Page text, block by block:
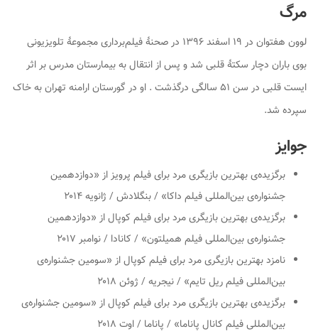
مرگ
لوون هفتوان در ۱۹ اسفند ۱۳۹۶ در صحنهٔ فیلم‌برداری مجموعهٔ تلویزیونی
بوی باران دچار سکتهٔ قلبی شد و پس از انتقال به بیمارستان مدرس بر اثر
ایست قلبی در سن ۵۱ سالگی درگذشت . او در گورستان ارامنه تهران به خاک
سپرده شد.
جوایز
برگزیده‌ی بهترین بازیگری مرد برای فیلم پرویز از «دوازدهمین
جشنواره‌ی بین‌المللی فیلم داکا» / بنگلادش / ژانویه ۲۰۱۴
برگزیده‌ی بهترین بازیگری مرد برای فیلم کوپال از «دوازدهمین
جشنواره‌ی بین‌المللی فیلم همیلتون» / کانادا / نوامبر ۲۰۱۷
نامزد بهترین بازیگری مرد برای فیلم کوپال از «سومین جشنواره‌ی
بین‌المللی فیلم ریل تایم» / نیجریه / ژوئن ۲۰۱۸
برگزیده‌ی بهترین بازیگری مرد برای فیلم کوپال از «سومین جشنواره‌ی
بین‌المللی فیلم کانال پاناما» / پاناما / اوت ۲۰۱۸